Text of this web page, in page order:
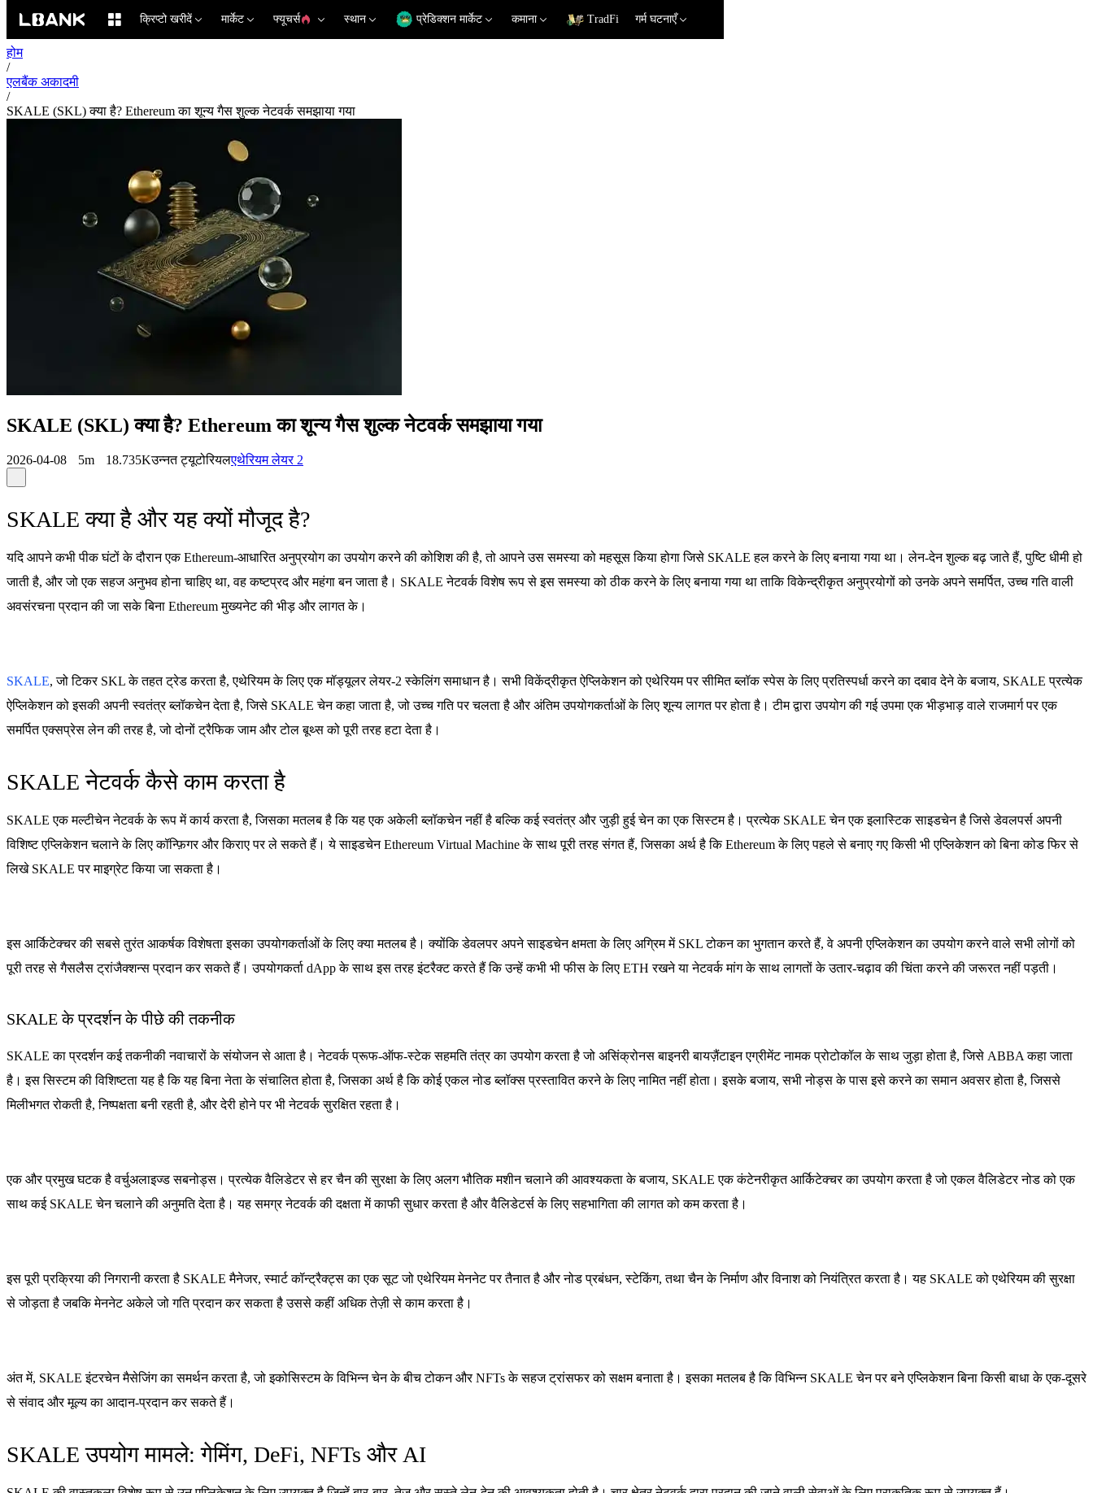
क्रिप्टो खरीदें मार्केट फ्यूचर्स स्थान प्रेडिक्शन मार्केट कमाना TradFi गर्म घटनाएँ
होम
/
एलबैंक अकादमी
/
SKALE (SKL) क्या है? Ethereum का शून्य गैस शुल्क नेटवर्क समझाया गया
SKALE (SKL) क्या है? Ethereum का शून्य गैस शुल्क नेटवर्क समझाया गया
2026-04-08 5m 18.735Kउन्नत ट्यूटोरियलएथेरियम लेयर 2
SKALE क्या है और यह क्यों मौजूद है?
यदि आपने कभी पीक घंटों के दौरान एक Ethereum-आधारित अनुप्रयोग का उपयोग करने की कोशिश की है, तो आपने उस समस्या को महसूस किया होगा जिसे SKALE हल करने के लिए बनाया गया था। लेन-देन शुल्क बढ़ जाते हैं, पुष्टि धीमी हो
जाती है, और जो एक सहज अनुभव होना चाहिए था, वह कष्टप्रद और महंगा बन जाता है। SKALE नेटवर्क विशेष रूप से इस समस्या को ठीक करने के लिए बनाया गया था ताकि विकेन्द्रीकृत अनुप्रयोगों को उनके अपने समर्पित, उच्च गति वाली
अवसंरचना प्रदान की जा सके बिना Ethereum मुख्यनेट की भीड़ और लागत के।
SKALE, जो टिकर SKL के तहत ट्रेड करता है, एथेरियम के लिए एक मॉड्यूलर लेयर-2 स्केलिंग समाधान है। सभी विकेंद्रीकृत ऐप्लिकेशन को एथेरियम पर सीमित ब्लॉक स्पेस के लिए प्रतिस्पर्धा करने का दबाव देने के बजाय, SKALE प्रत्येक
ऐप्लिकेशन को इसकी अपनी स्वतंत्र ब्लॉकचेन देता है, जिसे SKALE चेन कहा जाता है, जो उच्च गति पर चलता है और अंतिम उपयोगकर्ताओं के लिए शून्य लागत पर होता है। टीम द्वारा उपयोग की गई उपमा एक भीड़भाड़ वाले राजमार्ग पर एक
समर्पित एक्सप्रेस लेन की तरह है, जो दोनों ट्रैफिक जाम और टोल बूथ्स को पूरी तरह हटा देता है।
SKALE नेटवर्क कैसे काम करता है
SKALE एक मल्टीचेन नेटवर्क के रूप में कार्य करता है, जिसका मतलब है कि यह एक अकेली ब्लॉकचेन नहीं है बल्कि कई स्वतंत्र और जुड़ी हुई चेन का एक सिस्टम है। प्रत्येक SKALE चेन एक इलास्टिक साइडचेन है जिसे डेवलपर्स अपनी
विशिष्ट एप्लिकेशन चलाने के लिए कॉन्फ़िगर और किराए पर ले सकते हैं। ये साइडचेन Ethereum Virtual Machine के साथ पूरी तरह संगत हैं, जिसका अर्थ है कि Ethereum के लिए पहले से बनाए गए किसी भी एप्लिकेशन को बिना कोड फिर से
लिखे SKALE पर माइग्रेट किया जा सकता है।
इस आर्किटेक्चर की सबसे तुरंत आकर्षक विशेषता इसका उपयोगकर्ताओं के लिए क्या मतलब है। क्योंकि डेवलपर अपने साइडचेन क्षमता के लिए अग्रिम में SKL टोकन का भुगतान करते हैं, वे अपनी एप्लिकेशन का उपयोग करने वाले सभी लोगों को
पूरी तरह से गैसलैस ट्रांजैक्शन्स प्रदान कर सकते हैं। उपयोगकर्ता dApp के साथ इस तरह इंटरैक्ट करते हैं कि उन्हें कभी भी फीस के लिए ETH रखने या नेटवर्क मांग के साथ लागतों के उतार-चढ़ाव की चिंता करने की जरूरत नहीं पड़ती।
SKALE के प्रदर्शन के पीछे की तकनीक
SKALE का प्रदर्शन कई तकनीकी नवाचारों के संयोजन से आता है। नेटवर्क प्रूफ-ऑफ-स्टेक सहमति तंत्र का उपयोग करता है जो असिंक्रोनस बाइनरी बायज़ैंटाइन एग्रीमेंट नामक प्रोटोकॉल के साथ जुड़ा होता है, जिसे ABBA कहा जाता
है। इस सिस्टम की विशिष्टता यह है कि यह बिना नेता के संचालित होता है, जिसका अर्थ है कि कोई एकल नोड ब्लॉक्स प्रस्तावित करने के लिए नामित नहीं होता। इसके बजाय, सभी नोड्स के पास इसे करने का समान अवसर होता है, जिससे
मिलीभगत रोकती है, निष्पक्षता बनी रहती है, और देरी होने पर भी नेटवर्क सुरक्षित रहता है।
एक और प्रमुख घटक है वर्चुअलाइज्ड सबनोड्स। प्रत्येक वैलिडेटर से हर चैन की सुरक्षा के लिए अलग भौतिक मशीन चलाने की आवश्यकता के बजाय, SKALE एक कंटेनरीकृत आर्किटेक्चर का उपयोग करता है जो एकल वैलिडेटर नोड को एक
साथ कई SKALE चेन चलाने की अनुमति देता है। यह समग्र नेटवर्क की दक्षता में काफी सुधार करता है और वैलिडेटर्स के लिए सहभागिता की लागत को कम करता है।
इस पूरी प्रक्रिया की निगरानी करता है SKALE मैनेजर, स्मार्ट कॉन्ट्रैक्ट्स का एक सूट जो एथेरियम मेननेट पर तैनात है और नोड प्रबंधन, स्टेकिंग, तथा चैन के निर्माण और विनाश को नियंत्रित करता है। यह SKALE को एथेरियम की सुरक्षा
से जोड़ता है जबकि मेननेट अकेले जो गति प्रदान कर सकता है उससे कहीं अधिक तेज़ी से काम करता है।
अंत में, SKALE इंटरचेन मैसेजिंग का समर्थन करता है, जो इकोसिस्टम के विभिन्न चेन के बीच टोकन और NFTs के सहज ट्रांसफर को सक्षम बनाता है। इसका मतलब है कि विभिन्न SKALE चेन पर बने एप्लिकेशन बिना किसी बाधा के एक-दूसरे
से संवाद और मूल्य का आदान-प्रदान कर सकते हैं।
SKALE उपयोग मामले: गेमिंग, DeFi, NFTs और AI